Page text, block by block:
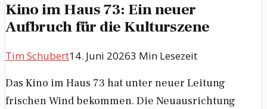
Kino im Haus 73: Ein neuer
Aufbruch für die Kulturszene
Tim Schubert14. Juni 20263 Min Lesezeit
Das Kino im Haus 73 hat unter neuer Leitung
frischen Wind bekommen. Die Neuausrichtung